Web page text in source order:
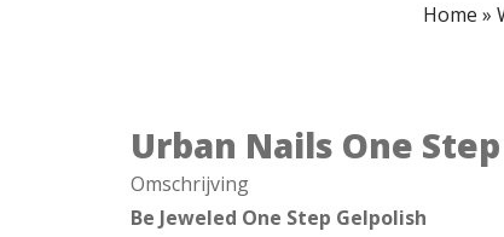
Home »
Urban Nails One Step
Omschrijving
Be Jeweled One Step Gelpolish